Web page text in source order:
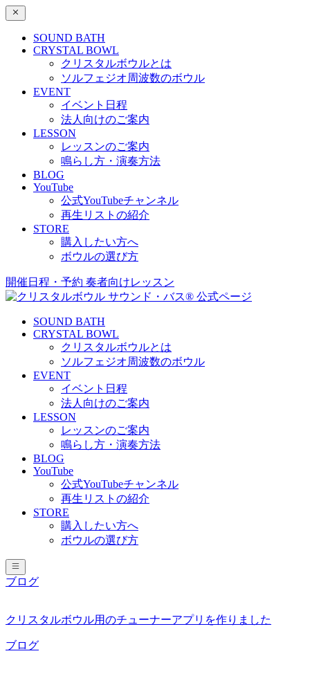
SOUND BATH
CRYSTAL BOWL
クリスタルボウルとは
ソルフェジオ周波数のボウル
EVENT
イベント日程
法人向けのご案内
LESSON
レッスンのご案内
鳴らし方・演奏方法
BLOG
YouTube
公式YouTubeチャンネル
再生リストの紹介
STORE
購入したい方へ
ボウルの選び方
開催日程・予約 奏者向けレッスン
SOUND BATH
CRYSTAL BOWL
クリスタルボウルとは
ソルフェジオ周波数のボウル
EVENT
イベント日程
法人向けのご案内
LESSON
レッスンのご案内
鳴らし方・演奏方法
BLOG
YouTube
公式YouTubeチャンネル
再生リストの紹介
STORE
購入したい方へ
ボウルの選び方
ブログ
クリスタルボウル用のチューナーアプリを作りました
ブログ